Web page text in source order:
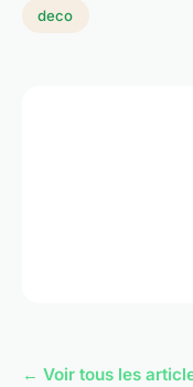
deco
← Voir tous les